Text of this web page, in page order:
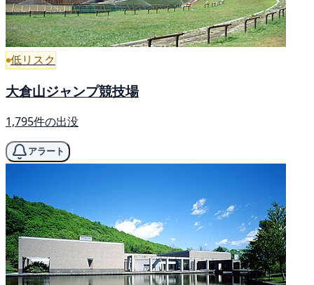
低リスク
大倉山ジャンプ競技場
1,795件の出没
アラート